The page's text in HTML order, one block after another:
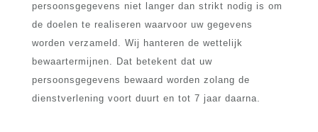
persoonsgegevens niet langer dan strikt nodig is om
de doelen te realiseren waarvoor uw gegevens
worden verzameld. Wij hanteren de wettelijk
bewaartermijnen. Dat betekent dat uw
persoonsgegevens bewaard worden zolang de
dienstverlening voort duurt en tot 7 jaar daarna.